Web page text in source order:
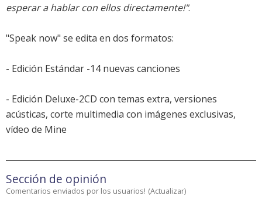
esperar a hablar con ellos directamente!".
"Speak now" se edita en dos formatos:
- Edición Estándar -14 nuevas canciones
- Edición Deluxe-2CD con temas extra, versiones
acústicas, corte multimedia con imágenes exclusivas,
vídeo de Mine
Sección de opinión
Comentarios enviados por los usuarios! (Actualizar)